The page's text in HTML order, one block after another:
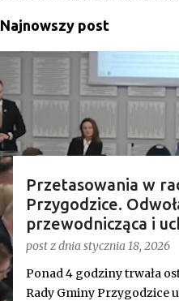
Najnowszy post
Przetasowania w
Przygodzice.
przewodnicząca i
post z dniastycznia 18, 2026
Ponad 4 godziny trwała
Rady Gminy Przygodzice